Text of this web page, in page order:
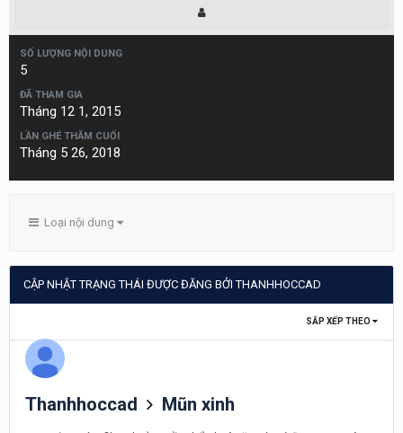
SỐ LƯỢNG NỘI DUNG
5
ĐÃ THAM GIA
Tháng 12 1, 2015
LẦN GHÉ THĂM CUỐI
Tháng 5 26, 2018
Loại nội dung
CẬP NHẬT TRẠNG THÁI ĐƯỢC ĐĂNG BỞI THANHHOCCAD
SẮP XẾP THEO
Thanhhoccad Mũn xinh